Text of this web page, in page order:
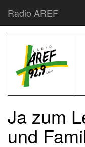
Radio AREF
Ja zum
und